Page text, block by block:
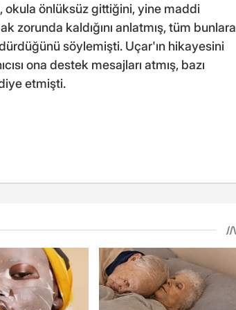
okula önlüksüz gittiğini, yine maddi
zorunda kaldığını anlatmış, tüm bunlara
söylemişti. Uçar'ın hikayesini
ona destek mesajları atmış, bazı
etmişti.